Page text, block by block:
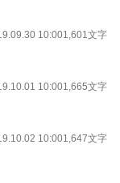
10:001,601文字
10:001,665文字
10:001,647文字